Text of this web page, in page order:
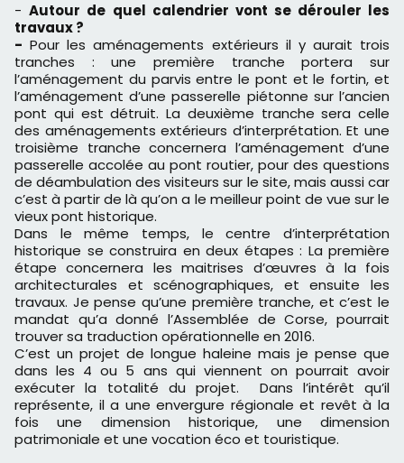
- Autour de quel calendrier vont se dérouler les
travaux ?
- Pour les aménagements extérieurs il y aurait trois
tranches : une première tranche portera sur
l’aménagement du parvis entre le pont et le fortin, et
l’aménagement d’une passerelle piétonne sur l’ancien
pont qui est détruit. La deuxième tranche sera celle
des aménagements extérieurs d’interprétation. Et une
troisième tranche concernera l’aménagement d’une
passerelle accolée au pont routier, pour des questions
de déambulation des visiteurs sur le site, mais aussi car
c’est à partir de là qu’on a le meilleur point de vue sur le
vieux pont historique.
Dans le même temps, le centre d’interprétation
historique se construira en deux étapes : La première
étape concernera les maitrises d’œuvres à la fois
architecturales et scénographiques, et ensuite les
travaux. Je pense qu’une première tranche, et c’est le
mandat qu’a donné l’Assemblée de Corse, pourrait
trouver sa traduction opérationnelle en 2016.
C’est un projet de longue haleine mais je pense que
dans les 4 ou 5 ans qui viennent on pourrait avoir
exécuter la totalité du projet. Dans l’intérêt qu’il
représente, il a une envergure régionale et revêt à la
fois une dimension historique, une dimension
patrimoniale et une vocation éco et touristique.